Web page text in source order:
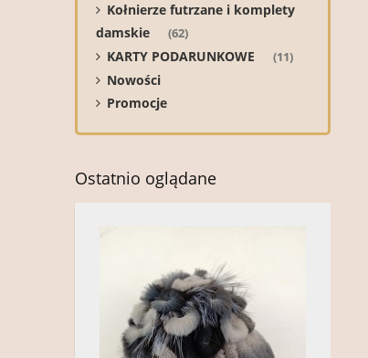
Kołnierze futrzane i komplety
damskie
(62)
KARTY PODARUNKOWE (11)
Nowości
Promocje
Ostatnio oglądane